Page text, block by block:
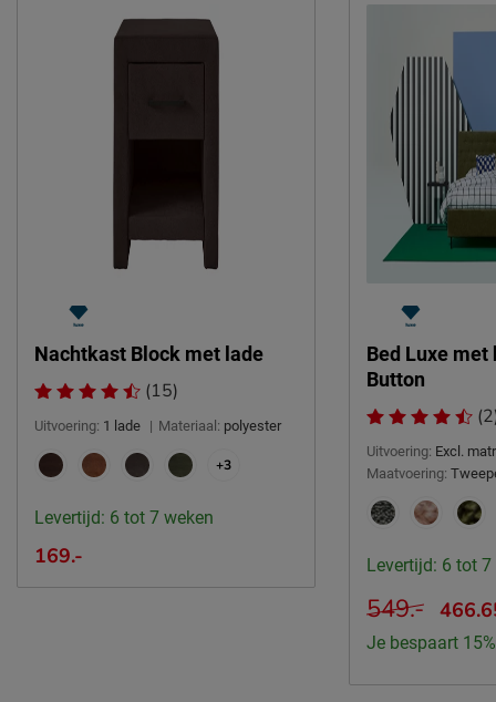
Nachtkast Block met lade
(15)
Uitvoering: 1 lade | Materiaal: polyester
+3
Levertijd: 6 tot 7 weken
169.-
Bed Luxe met
Button
Uitvoering: Excl.
Maatvoering:
Levertijd: 6 tot 7
549.-
Je bespaart 15%